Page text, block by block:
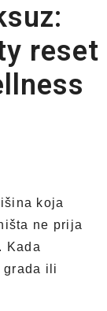
reset
koja
ne prija
Kada
grada ili